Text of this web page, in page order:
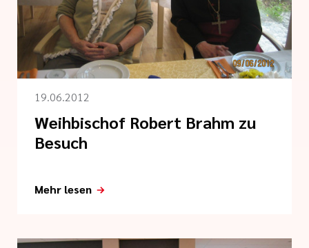
der cts
II
19.06.2012
Weihbischof Robert Brahm zu
Besuch
Mehr lesen